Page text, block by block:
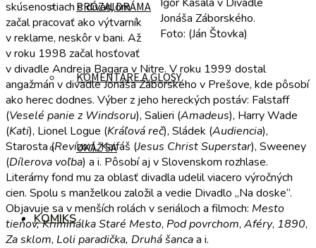
PRÓZA, DRÁMA
KOMENTÁRE A GLOSY
UKÁŽ SA
KOMIKS
Jonáša Záborského.
Foto: (Ján Štovka)
skúsenostiach s divadlom
začal pracovať ako výtvarník
v reklame, neskôr v bani. Až
v roku 1998 začal hosťovať
v divadle Andreja Bagara v Nitre. V roku 1999 dostal
angažmán v divadle Jonáša Záborského v Prešove, kde pôsobí
ako herec dodnes. Výber z jeho hereckých postáv: Falstaff
(Veselé panie z Windsoru), Salieri (Amadeus), Harry Wade
(Kati), Lionel Logue (Kráľová reč), Sládek (Audiencia),
Starosta (Revízor), Kaifáš (Jesus Christ Superstar), Sweeney
(Dílerova voľba) a i. Pôsobí aj v Slovenskom rozhlase.
Literárny fond mu za oblasť divadla udelil viacero výročných
cien. Spolu s manželkou založil a vedie Divadlo „Na doske“.
Objavuje sa v menších rolách v seriáloch a filmoch: Mesto
tieňov, Kriminálka Staré Mesto, Pod povrchom, Aféry, 1890,
Za sklom, Loli paradička, Druhá šancaa i.